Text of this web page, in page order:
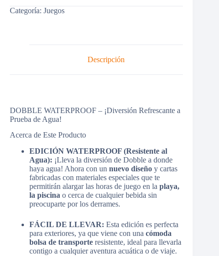
Categoría: Juegos
Descripción
DOBBLE WATERPROOF – ¡Diversión Refrescante a
Prueba de Agua!
Acerca de Este Producto
EDICIÓN WATERPROOF (Resistente al
Agua): ¡Lleva la diversión de Dobble a donde
haya agua! Ahora con un nuevo diseño y cartas
fabricadas con materiales especiales que te
permitirán alargar las horas de juego en la playa,
la piscina o cerca de cualquier bebida sin
preocuparte por los derrames.
FÁCIL DE LLEVAR: Esta edición es perfecta
para exteriores, ya que viene con una cómoda
bolsa de transporte resistente, ideal para llevarla
contigo a cualquier aventura acuática o de viaje.